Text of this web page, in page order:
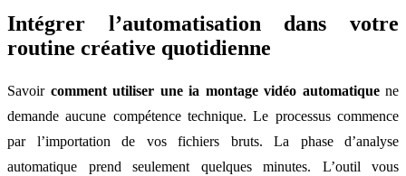
Intégrer l’automatisation dans votre
routine créative quotidienne
Savoir comment utiliser une ia montage vidéo automatiquene
demande aucune compétence technique. Le processus commence
par l’importation de vos fichiers bruts. La phase d’analyse
automatique prend seulement quelques minutes. L’outil vous